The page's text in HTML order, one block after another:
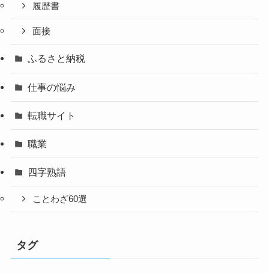
履歴書
面接
ふるさと納税
仕事の悩み
転職サイト
職業
四字熟語
ことわざ60選
タグ